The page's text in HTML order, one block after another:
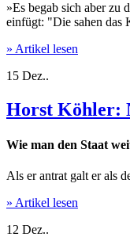
»Es begab sich aber zu
einfügt: "Die sahen das
» Artikel lesen
15 Dez..
Horst Köhler:
Wie man den Staat
Als er antrat galt er als
» Artikel lesen
12 Dez..